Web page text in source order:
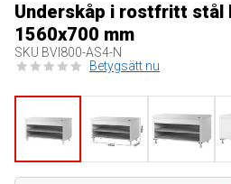
Underskåp i rostfritt stål
1560x700 mm
SKU BVI800-AS4-N
Betygsätt nu